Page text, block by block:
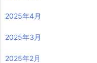
2025年4月
2025年3月
2025年2月